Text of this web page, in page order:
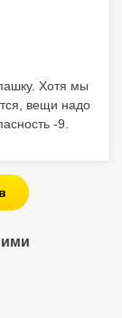
Хотя мы
вещи надо
-9.